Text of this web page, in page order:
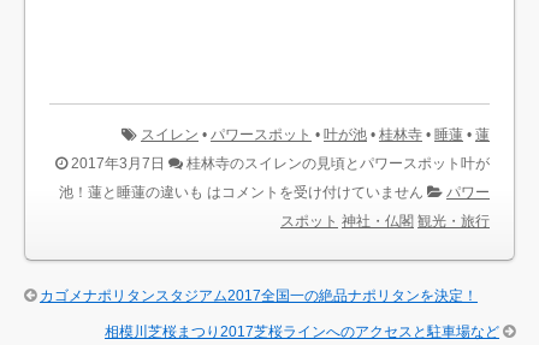
スイレン • パワースポット • 叶が池 • 桂林寺 • 睡蓮 • 蓮
2017年3月7日
桂林寺のスイレンの見頃とパワースポット叶が
池！蓮と睡蓮の違いも は コメントを受け付けていません
パワー
スポット 神社・仏閣 観光・旅行
カゴメナポリタンスタジアム2017全国一の絶品ナポリタンを決定！
相模川芝桜まつり2017芝桜ラインへのアクセスと駐車場など